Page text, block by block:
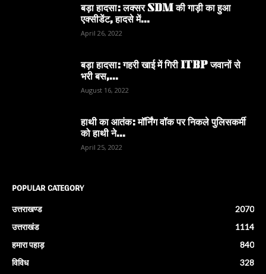
बड़ा हादसा: लक्सर SDM की गाड़ी का हुआ
एक्सीडेंट, हादसे में...
April 26, 2022
बड़ा हादसा: गहरी खाई में गिरी ITBP जवानों से
भरी बस,...
August 16, 2022
हाथी का आतंक: मॉर्निंग वॉक पर निकले पुलिसकर्मी
को हाथी ने...
April 25, 2022
POPULAR CATEGORY
उत्तराखण्ड
2070
उत्तराखंड
1114
हमारा पहाड़
840
विविध
328